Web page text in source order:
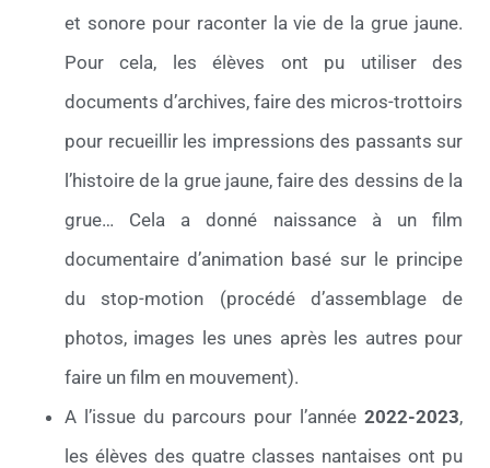
et sonore pour raconter la vie de la grue jaune.
Pour cela, les élèves ont pu utiliser des
documents d’archives, faire des micros-trottoirs
pour recueillir les impressions des passants sur
l’histoire de la grue jaune, faire des dessins de la
grue… Cela a donné naissance à un film
documentaire d’animation basé sur le principe
du stop-motion (procédé d’assemblage de
photos, images les unes après les autres pour
faire un film en mouvement).
A l’issue du parcours pour l’année 2022-2023,
les élèves des quatre classes nantaises ont pu